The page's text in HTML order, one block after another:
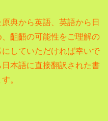
典から英語、 英語から日
齟齬の可能性をご理解の
にしていただければ幸いで
本語に直接翻訳された書
。